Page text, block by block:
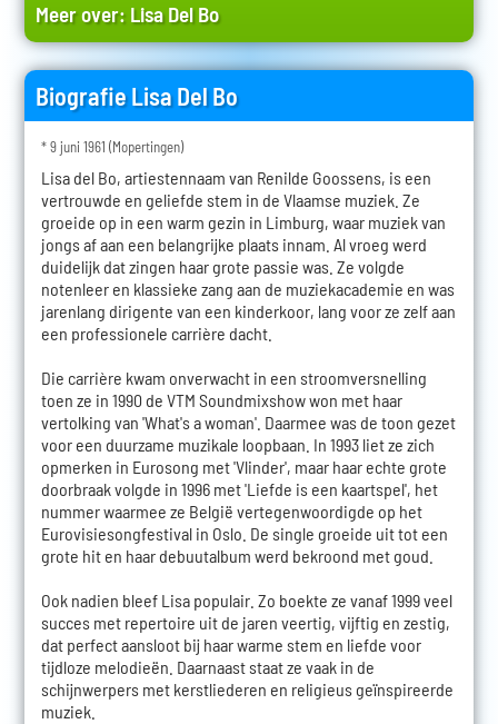
Meer over: Lisa Del Bo
Biografie Lisa Del Bo
* 9 juni 1961 (Mopertingen)
Lisa del Bo, artiestennaam van Renilde Goossens, is een
vertrouwde en geliefde stem in de Vlaamse muziek. Ze
groeide op in een warm gezin in Limburg, waar muziek van
jongs af aan een belangrijke plaats innam. Al vroeg werd
duidelijk dat zingen haar grote passie was. Ze volgde
notenleer en klassieke zang aan de muziekacademie en was
jarenlang dirigente van een kinderkoor, lang voor ze zelf aan
een professionele carrière dacht.
Die carrière kwam onverwacht in een stroomversnelling
toen ze in 1990 de VTM Soundmixshow won met haar
vertolking van 'What's a woman'. Daarmee was de toon gezet
voor een duurzame muzikale loopbaan. In 1993 liet ze zich
opmerken in Eurosong met 'Vlinder', maar haar echte grote
doorbraak volgde in 1996 met 'Liefde is een kaartspel', het
nummer waarmee ze België vertegenwoordigde op het
Eurovisiesongfestival in Oslo. De single groeide uit tot een
grote hit en haar debuutalbum werd bekroond met goud.
Ook nadien bleef Lisa populair. Zo boekte ze vanaf 1999 veel
succes met repertoire uit de jaren veertig, vijftig en zestig,
dat perfect aansloot bij haar warme stem en liefde voor
tijdloze melodieën. Daarnaast staat ze vaak in de
schijnwerpers met kerstliederen en religieus geïnspireerde
muziek.